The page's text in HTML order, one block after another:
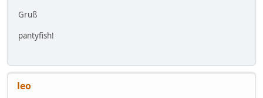
Gruß
pantyfish!
leo